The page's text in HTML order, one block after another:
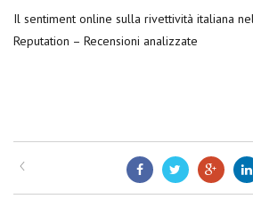
Il sentiment online sulla rivettività italiana
Reputation – Recensioni analizzate